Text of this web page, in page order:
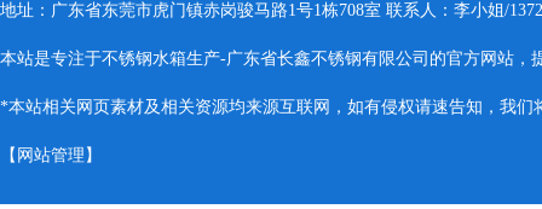
地址：广东省东莞市虎门镇赤岗骏马路1号1栋708室 联系人：李小姐/
本站是专注于不锈钢水箱生产-广东省长鑫不锈钢有限公司的官方网站，
*本站相关网页素材及相关资源均来源互联网，如有侵权请速告知，我们
【 网站管理 】